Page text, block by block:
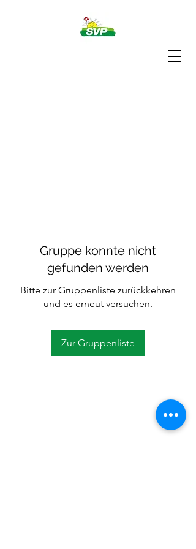
Gruppe konnte nicht
gefunden werden
Bitte zur Gruppenliste zurückkehren
und es erneut versuchen.
Zur Gruppenliste